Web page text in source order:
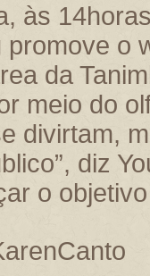
às
promove o
da
meio do
divirtam,
diz
o